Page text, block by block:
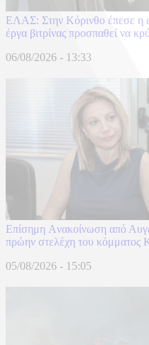
ΕΛΑΣ: Στην Κόρινθο έπεσε η
έργα βιτρίνας προσπαθεί να
06/08/2026 - 13:33
Επίσημη Aνακοίνωση από
πρώην στελέχη του κόμματος
05/08/2026 - 15:05